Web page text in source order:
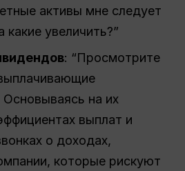
активы мне следует
какие увеличить?”
: “Просмотрите
на их
выплат и
о доходах,
которые рискуют